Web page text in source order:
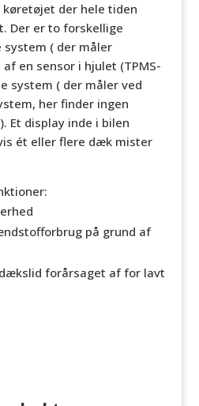
der hele tiden
Der er to forskellige
( der måler
en sensor i hjulet (TPMS-
system ( der måler ved
her finder ingen
Et display inde i bilen
ét eller flere dæk mister
på grund af
forårsaget af for lavt